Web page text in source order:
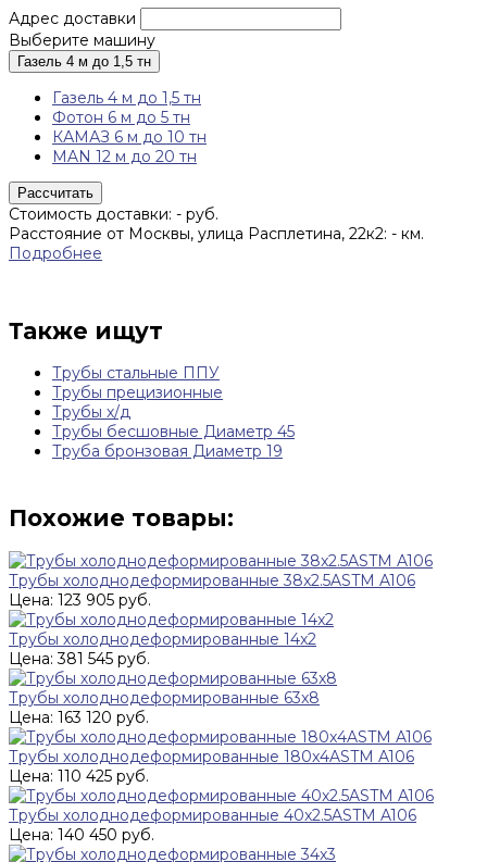
Адрес доставки
Выберите машину
Газель 4 м до 1,5 тн
Газель 4 м до 1,5 тн
Фотон 6 м до 5 тн
КАМАЗ 6 м до 10 тн
MAN 12 м до 20 тн
Рассчитать
Стоимость доставки: - руб.
Расстояние от Москвы, улица Расплетина, 22к2: - км.
Подробнее
Также ищут
Трубы стальные ППУ
Трубы прецизионные
Трубы х/д
Трубы бесшовные Диаметр 45
Труба бронзовая Диаметр 19
Похожие товары:
Трубы холоднодеформированные 38x2.5ASTM A106
Цена: 123 905 руб.
Трубы холоднодеформированные 14x2
Цена: 381 545 руб.
Трубы холоднодеформированные 63x8
Цена: 163 120 руб.
Трубы холоднодеформированные 180x4ASTM A106
Цена: 110 425 руб.
Трубы холоднодеформированные 40x2.5ASTM A106
Цена: 140 450 руб.